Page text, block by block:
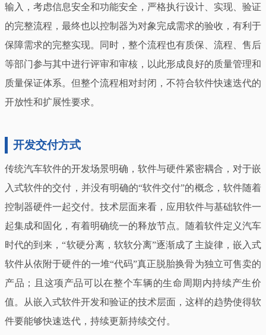
输入，考虑信息安全和功能安全，严格执行设计、实现、验证
的完整流程，最终也以控制器为对象完成需求的验收，有利于
保障需求的完整实现。同时，整个流程也有质保、流程、售后
等部门参与其中进行评审和审核，以此形成良好的质量管理和
质量保证体系。但整个流程相对封闭，不符合软件快速迭代的
开放性和扩展性要求。
开发交付方式
传统汽车软件的开发场景明确，软件与硬件紧密耦合，对于嵌
入式软件的交付，并没有明确的“软件交付”的概念，软件随着
控制器硬件一起交付。技术层面来看，应用软件与基础软件一
起集成和固化，有着明确统一的释放节点。随着软件定义汽车
时代的到来，“软硬分离，软软分离”逐渐成了主旋律，嵌入式
软件从依附于硬件的一堆“代码”真正脱胎换骨为独立可售卖的
产品；且这项产品可以在整个车辆的生命周期内持续产生价
值。从嵌入式软件开发和验证的技术层面，这样的趋势使得软
件要能够快速迭代，持续更新持续交付。